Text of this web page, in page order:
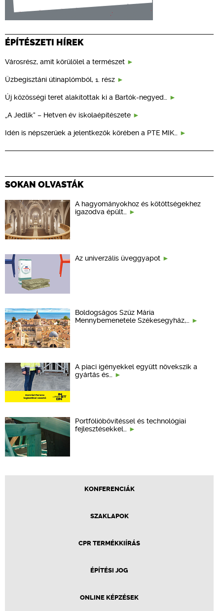
ÉPÍTÉSZETI HÍREK
Városrész, amit körülölel a természet
Üzbegisztáni útinaplómból, 1. rész
Új közösségi teret alakítottak ki a Bartók-negyed…
„A Jedlik” – Hetven év iskolaépítészete
Idén is népszerűek a jelentkezők körében a PTE MIK…
SOKAN OLVASTÁK
A hagyományokhoz és kötöttségekhez
igazodva épült…
Az univerzális üveggyapot
Boldogságos Szűz Mária
Mennybemenetele Székesegyház,…
A piaci igényekkel együtt növekszik a
gyártás és…
Portfólióbővítéssel és technológiai
fejlesztésekkel…
KONFERENCIÁK
SZAKLAPOK
CPR TERMÉKKIÍRÁS
ÉPÍTÉSI JOG
ONLINE KÉPZÉSEK